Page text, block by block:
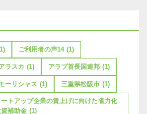
ご利用者の声14 (1)
ラスカ (1) アラブ首長国連邦 (1)
ーリシャス (1) 三重県松阪市 (1)
トアップ企業の賃上げに向けた省力化
補助金 (1)